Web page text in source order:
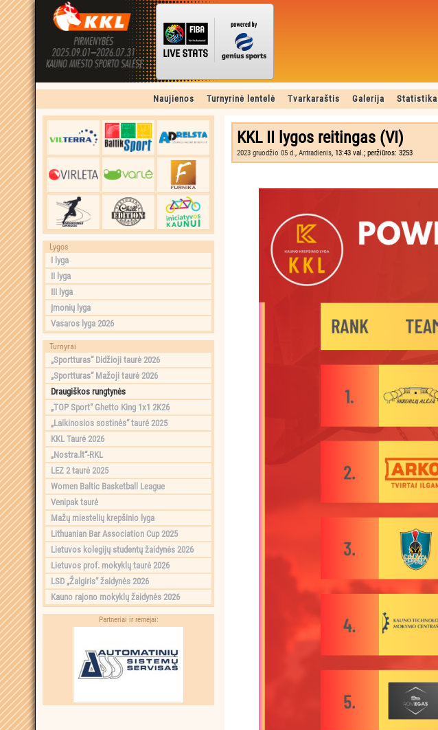
Naujienos Turnyrinė lentelė Tvarkaraštis Galerija Statistika
Lygos
I lyga
II lyga
III lyga
Įmonių lyga
Vasaros lyga 2026
Turnyrai
„Sportturas“ Didžioji taurė 2026
„Sportturas“ Mažoji taurė 2026
Draugiškos rungtynės
„TOP Sport“ Ghetto King 1x1 2K26
„Laikinosios sostinės“ taurė 2025
KKL Taurė 2026
„Nostra.lt“-RKL
LEZ 2 taurė 2025
Women Baltic Basketball League
Venipak taurė
Mažų miestelių krepšinio lyga
Lithuanian Bar Association Cup 2025
Lietuvos kolegijų studentų žaidynės 2026
Lietuvos prof. mokyklų taurė 2026
LSD „Žalgiris“ žaidynės 2026
Kauno rajono mokyklų žaidynės 2026
Partneriai ir rėmėjai:
KKL II lygos reitingas (VI)
2023 gruodžio 05 d., Antradienis, 13:43 val.; peržiūros: 3253